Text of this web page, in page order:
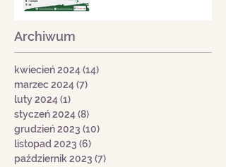
Archiwum
kwiecień 2024(14)
marzec 2024(7)
luty 2024(1)
styczeń 2024(8)
grudzień 2023 (10)
listopad 2023 (6)
październik 2023 (7)